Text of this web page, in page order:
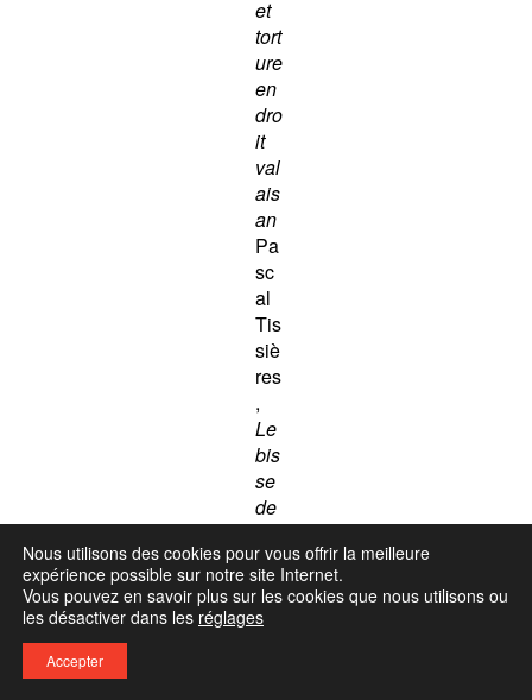
et
tort
ure
en
dro
it
val
ais
an
Pa
sc
al
Tis
siè
res
,
Le
bis
se
de
Re
pp
az
Gr
Nous utilisons des cookies pour vous offrir la meilleure
expérience possible sur notre site Internet.
Vous pouvez en savoir plus sur les cookies que nous utilisons ou
les désactiver dans les réglages
Accepter